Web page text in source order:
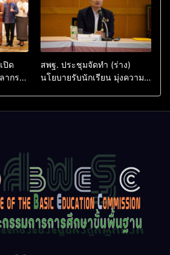
ปิด
ากร
สพฐ. ประชุมจัดทำ (ร่าง)
นโยบายรับนักเรียน มุ่งความ